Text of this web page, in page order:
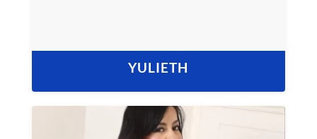
YULIETH